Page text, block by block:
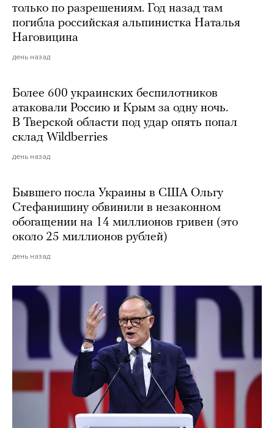
только по разрешениям. Год назад там
погибла российская альпинистка Наталья
Наговицина
день назад
Более 600 украинских беспилотников
атаковали Россию и Крым за одну ночь.
В Тверской области под удар опять попал
склад Wildberries
день назад
Бывшего посла Украины в США Ольгу
Стефанишину обвинили в незаконном
обогащении на 14 миллионов гривен (это
около 25 миллионов рублей)
день назад